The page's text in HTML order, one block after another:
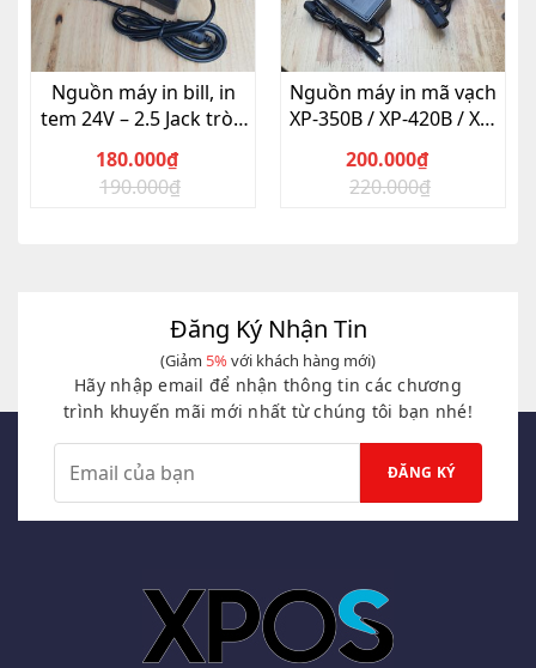
Nguồn máy in bill, in
tem 24V – 2.5 Jack tròn
190.000₫
Giá
180.000₫
Giá
Nguồn máy in mã vạch
XP-350B / XP-420B / XP-
pin – Mới 100%
220.000₫
Giá
200.000₫
Giá
Đăng Ký Nhận Tin
(Giảm 5%với khách hàng mới)
Hãy nhập email để nhận thông tin các chương
trình khuyến mãi mới nhất từ chúng tôi bạn nhé!